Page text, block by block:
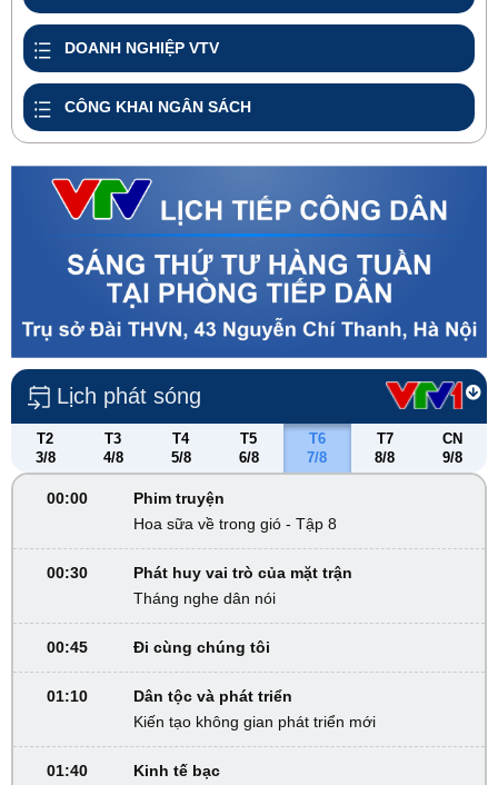
DOANH NGHIỆP VTV
CÔNG KHAI NGÂN SÁCH
Lịch phát sóng
T2
3/8
T3
4/8
T4
5/8
T5
6/8
T6
7/8
T7
8/8
CN
9/8
00:00
Phim truyện
Hoa sữa về trong gió - Tập 8
00:30
Phát huy vai trò của mặt trận
Tháng nghe dân nói
00:45 Đi cùng chúng tôi
01:10
Dân tộc và phát triển
Kiến tạo không gian phát triển mới
01:40
Kinh tế bạc